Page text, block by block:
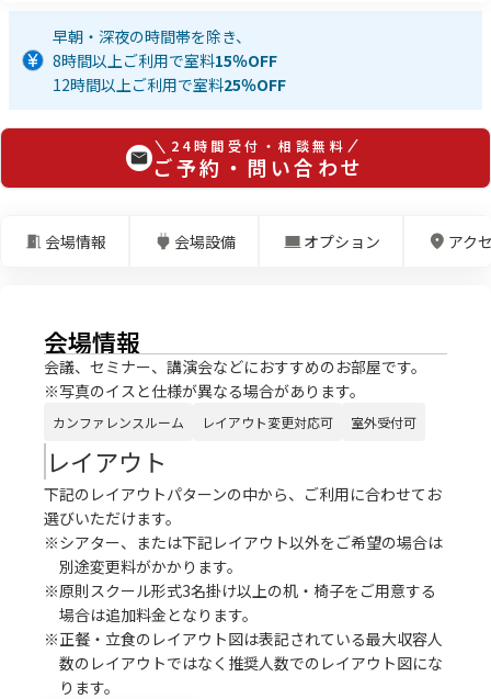
早朝・深夜の時間帯を除き、
8時間以上ご利用で室料15％OFF
12時間以上ご利用で室料25％OFF
24時間受付・相談無料
ご予約・問い合わせ
会場情報 会場設備 オプション アク
会場情報
会議、セミナー、講演会などにおすすめのお部屋です。
※写真のイスと仕様が異なる場合があります。
カンファレンスルーム レイアウト変更対応可 室外受付可
レイアウト
下記のレイアウトパターンの中から、ご利用に合わせてお
選びいただけます。
※シアター、または下記レイアウト以外をご希望の場合は
別途変更料がかかります。
※原則スクール形式3名掛け以上の机・椅子をご用意する
場合は追加料金となります。
※正餐・立食のレイアウト図は表記されている最大収容人
数のレイアウトではなく推奨人数でのレイアウト図にな
ります。